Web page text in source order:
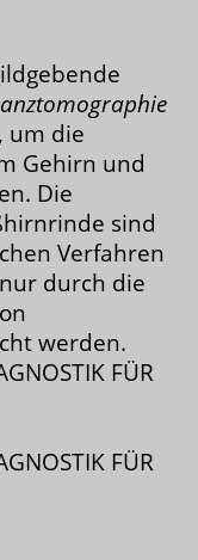
um die
Gehirn und
Die
sind
Verfahren
durch die
werden.